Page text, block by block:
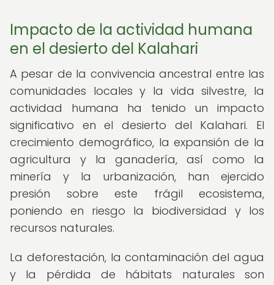
Impacto de la actividad humana
en el desierto del Kalahari
A pesar de la convivencia ancestral entre las
comunidades locales y la vida silvestre, la
actividad humana ha tenido un impacto
significativo en el desierto del Kalahari. El
crecimiento demográfico, la expansión de la
agricultura y la ganadería, así como la
minería y la urbanización, han ejercido
presión sobre este frágil ecosistema,
poniendo en riesgo la biodiversidad y los
recursos naturales.
La deforestación, la contaminación del agua
y la pérdida de hábitats naturales son